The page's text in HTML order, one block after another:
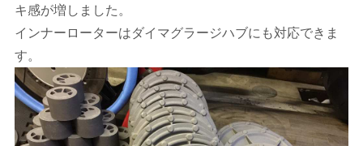
キ感が増しました。
インナーローターはダイマグラージハブにも対応できま
す。